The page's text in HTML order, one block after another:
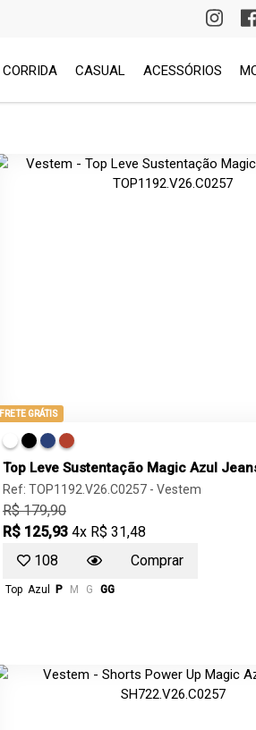
PRIMEIRA
CORRIDA CASUAL ACESSÓRIOS
FRETE GRÁTIS
Top Leve Sustentação Magic Azul
Ref: TOP1192.V26.C0257 - Vestem
R$ 179,90
R$ 125,93 4x R$ 31,48
108
Comprar
Top Azul P M G GG